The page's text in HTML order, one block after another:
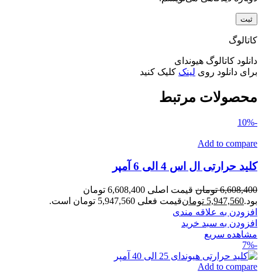
کاتالوگ
دانلود کاتالوگ هیوندای
برای دانلود روی لینک کلیک کنید
محصولات مرتبط
-10%
Add to compare
کلید حرارتی ال اس 4 الی 6 آمپر
6,608,400 تومان
قیمت اصلی 6,608,400 تومان
بود.5,947,560 تومانقیمت فعلی 5,947,560 تومان است.
افزودن به علاقه مندی
افزودن به سبد خرید
مشاهده سریع
-7%
Add to compare